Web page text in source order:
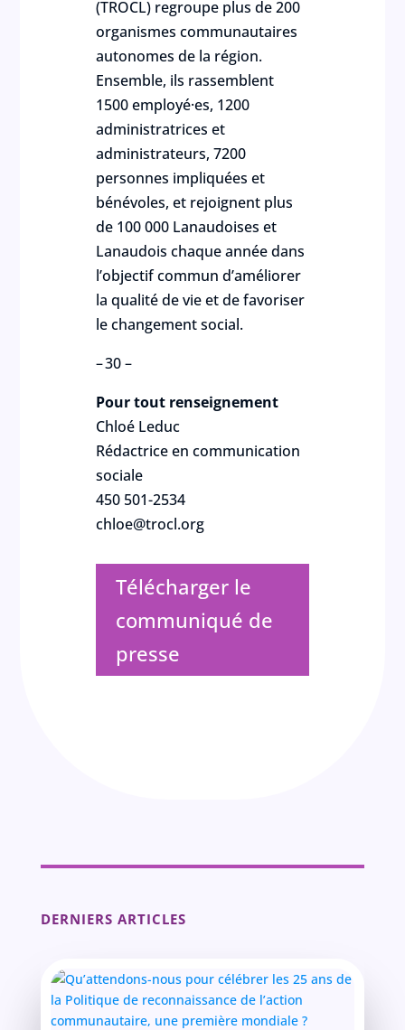
(TROCL) regroupe plus de 200
organismes communautaires
autonomes de la région.
Ensemble, ils rassemblent
1500 employé·es, 1200
administratrices et
administrateurs, 7200
personnes impliquées et
bénévoles, et rejoignent plus
de 100 000 Lanaudoises et
Lanaudois chaque année dans
l’objectif commun d’améliorer
la qualité de vie et de favoriser
le changement social.
– 30 –
Pour tout renseignement
Chloé Leduc
Rédactrice en communication
sociale
450 501-2534
chloe@trocl.org
Télécharger le
communiqué de
presse
DERNIERS ARTICLES